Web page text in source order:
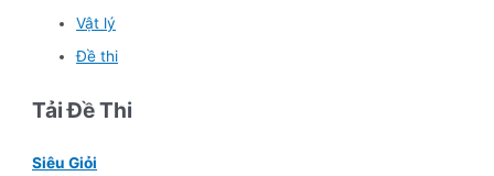
Vật lý
Đề thi
Tải Đề Thi
Siêu Giỏi